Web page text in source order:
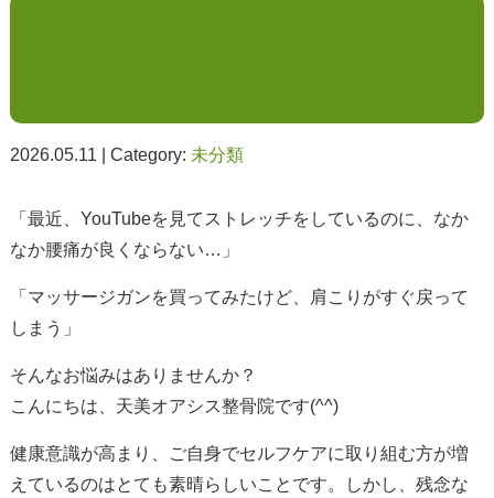
2026.05.11 | Category: 未分類
「最近、YouTubeを見てストレッチをしているのに、なか
なか腰痛が良くならない…」
「マッサージガンを買ってみたけど、肩こりがすぐ戻って
しまう」
そんなお悩みはありませんか？
こんにちは、天美オアシス整骨院です(^^)
健康意識が高まり、ご自身でセルフケアに取り組む方が増
えているのはとても素晴らしいことです。しかし、残念な